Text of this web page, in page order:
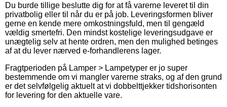
Du burde tillige beslutte dig for at få varerne leveret til din
privatbolig eller til når du er på job. Leveringsformen bliver
gerne en kende mere omkostningsfuld, men til gengæld
vældig smertefri. Den mindst kostelige leveringsudgave er
unægtelig selv at hente ordren, men den mulighed betinges
af at du lever nærved e-forhandlerens lager.
Fragtperioden på Lamper > Lampetyper er jo super
bestemmende om vi mangler varerne straks, og af den grund
er det selvfølgelig aktuelt at vi dobbelttjekker tidshorisonten
for levering for den aktuelle vare.